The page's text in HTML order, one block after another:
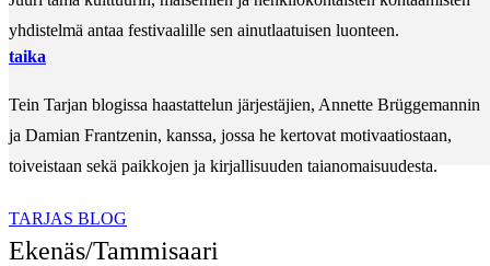
yhdistelmä antaa festivaalille sen ainutlaatuisen luonteen.
taika
Tein Tarjan blogissa haastattelun järjestäjien, Annette Brüggemannin
ja Damian Frantzenin, kanssa, jossa he kertovat motivaatiostaan,
toiveistaan sekä paikkojen ja kirjallisuuden taianomaisuudesta.
TARJAS BLOG
Ekenäs/Tammisaari